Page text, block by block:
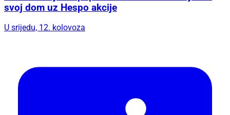
svoj dom uz Hespo akcije
U srijedu, 12. kolovoza